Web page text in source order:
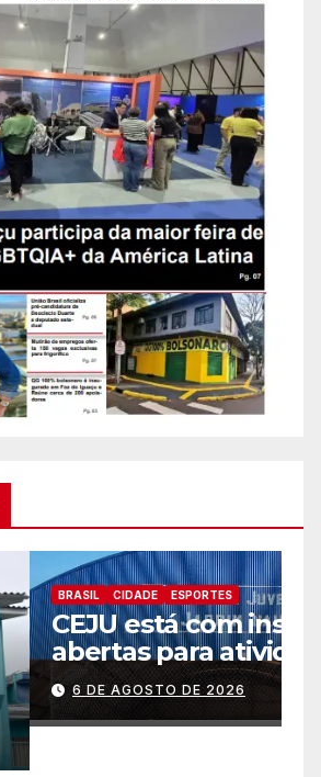
ESPORTES
com inscrições
atividades
DE 2026